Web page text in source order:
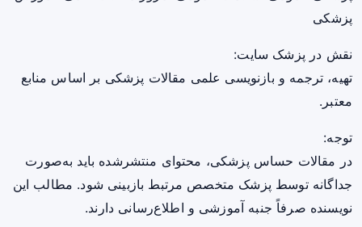
پزشکی
نقش در پزشک سایت:
تهیه، ترجمه و بازنویسی علمی مقالات پزشکی بر اساس منابع
معتبر.
توجه:
در مقالات حساس پزشکی، محتوای منتشرشده باید به‌صورت
جداگانه توسط پزشک متخصص مرتبط بازبینی شود. مطالب این
نویسنده صرفاً جنبه آموزشی و اطلاع‌رسانی دارند.